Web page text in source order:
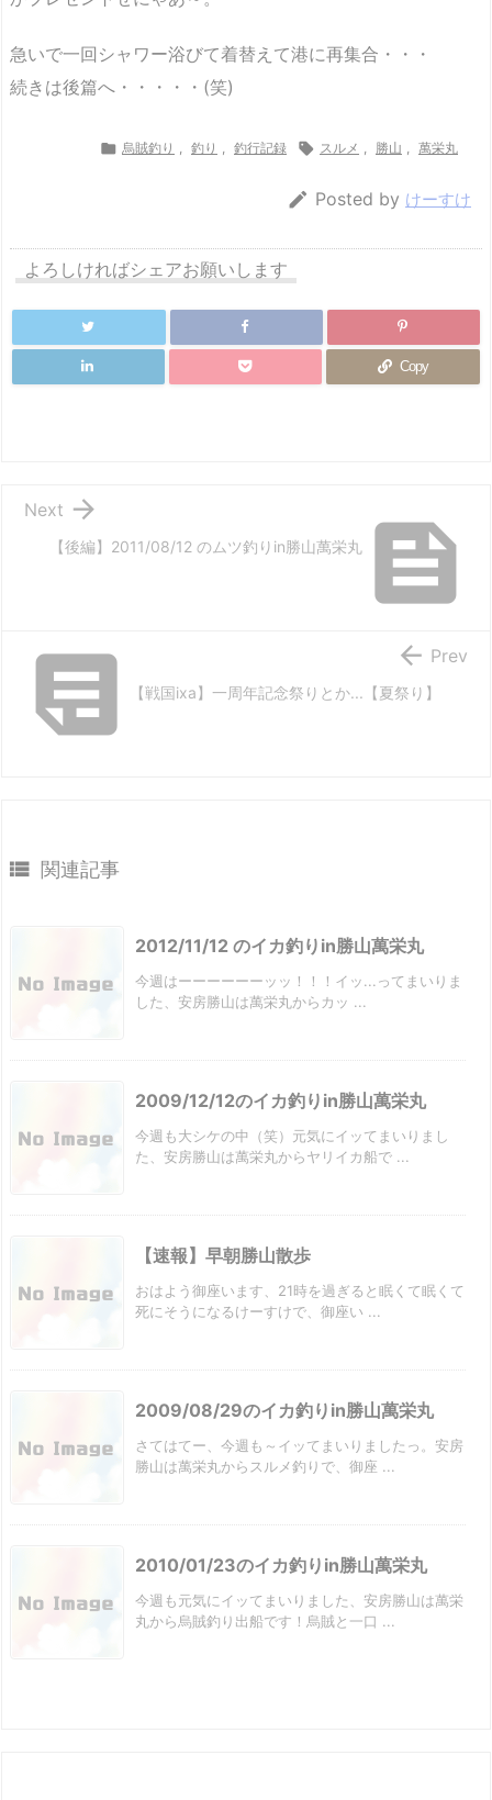
急いで一回シャワー浴びて着替えて港に再集合・・・
続きは後篇へ・・・・・(笑)
 烏賊釣り 釣り 釣行記録  スルメ 勝山 萬栄丸
 Posted by けーすけ
よろしければシェアお願いします
Copy

【後編】2011/08/12 のムツ釣りin勝山萬栄丸

Next
 【戦国ixa】一周年記念祭りとか...【夏祭り】
 Prev
 関連記事
2012/11/12 のイカ釣りin勝山萬栄丸
今週はーーーーーーッッ！！！イッ...ってまいりま
した、安房勝山は萬栄丸からカッ ...
2009/12/12のイカ釣りin勝山萬栄丸
今週も大シケの中（笑）元気にイッてまいりまし
た、安房勝山は萬栄丸からヤリイカ船で ...
【速報】早朝勝山散歩
おはよう御座います、21時を過ぎると眠くて眠くて
死にそうになるけーすけで、御座い ...
2009/08/29のイカ釣りin勝山萬栄丸
さてはてー、今週も～イッてまいりましたっ。安房
勝山は萬栄丸からスルメ釣りで、御座 ...
2010/01/23のイカ釣りin勝山萬栄丸
今週も元気にイッてまいりました、安房勝山は萬栄
丸から烏賊釣り出船です！烏賊と一口 ...